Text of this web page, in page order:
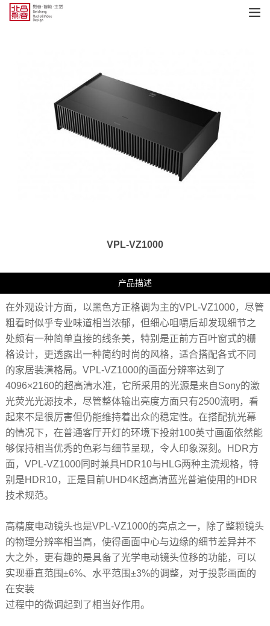
VPL-VZ1000
产品描述
在外观设计方面，以黑色方正格调为主的VPL-VZ1000，尽管
粗看时似乎专业味道相当浓郁，但细心咀嚼后却发现细节之
处颇有一种简单直接的线条美，特别是正前方百叶窗式的栅
格设计，更透露出一种简约时尚的风格，适合搭配各式不同
的家居装潢格局。VPL-VZ1000的画面分辨率达到了
4096×2160的超高清水准，它所采用的光源是来自Sony的激
光荧光光源技术，尽管整体输出亮度方面只有2500流明，看
起来不是很厉害但仍能维持着出众的稳定性。在搭配抗光幕
的情况下，在普通客厅开灯的环境下投射100英寸画面依然能
够保持相当优秀的色彩与细节呈现，令人印象深刻。HDR方
面，VPL-VZ1000同时兼具HDR10与HLG两种主流规格，特
别是HDR10，正是目前UHD4K超高清蓝光普遍使用的HDR
技术规范。
高精度电动镜头也是VPL-VZ1000的亮点之一，除了整颗镜头
的物理分辨率相当高，使得画面中心与边缘的细节差异并不
大之外，更有趣的是具备了光学电动镜头位移的功能，可以
实现垂直范围±6%、水平范围±3%的调整，对于投影画面的
在安装
过程中的微调起到了相当好作用。